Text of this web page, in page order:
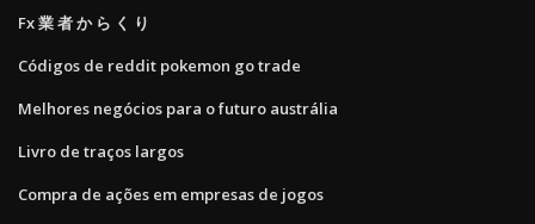
Fx 業 者 か ら く り
Códigos de reddit pokemon go trade
Melhores negócios para o futuro austrália
Livro de traços largos
Compra de ações em empresas de jogos